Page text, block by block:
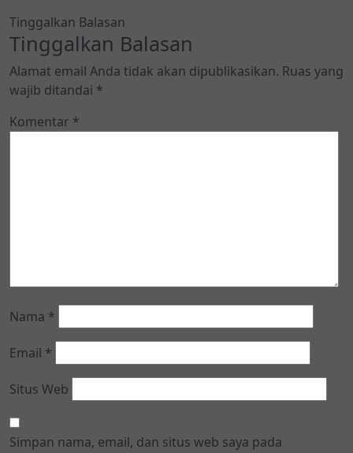
Tinggalkan Balasan
Tinggalkan Balasan
Alamat email Anda tidak akan dipublikasikan. Ruas yang
wajib ditandai *
Komentar *
Nama *
Email *
Situs Web
Simpan nama, email, dan situs web saya pada